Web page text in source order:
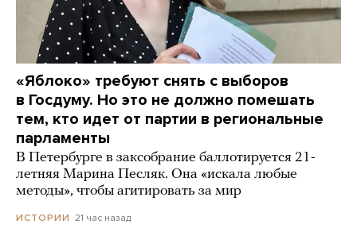
«Яблоко» требуют снять с выборов
в Госдуму. Но это не должно помешать
тем, кто идет от партии в региональные
парламенты
В Петербурге в заксобрание баллотируется 21-
летняя Марина Песляк. Она «искала любые
методы», чтобы агитировать за мир
ИСТОРИИ 21 час назад